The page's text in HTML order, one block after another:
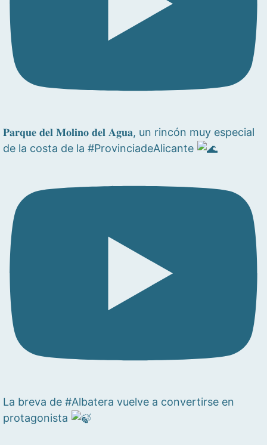
𝐏𝐚𝐫𝐪𝐮𝐞 𝐝𝐞𝐥 𝐌𝐨𝐥𝐢𝐧𝐨 𝐝𝐞𝐥 𝐀𝐠𝐮𝐚, un rincón muy especial
de la costa de la #ProvinciadeAlicante
La breva de #Albatera vuelve a convertirse en
protagonista